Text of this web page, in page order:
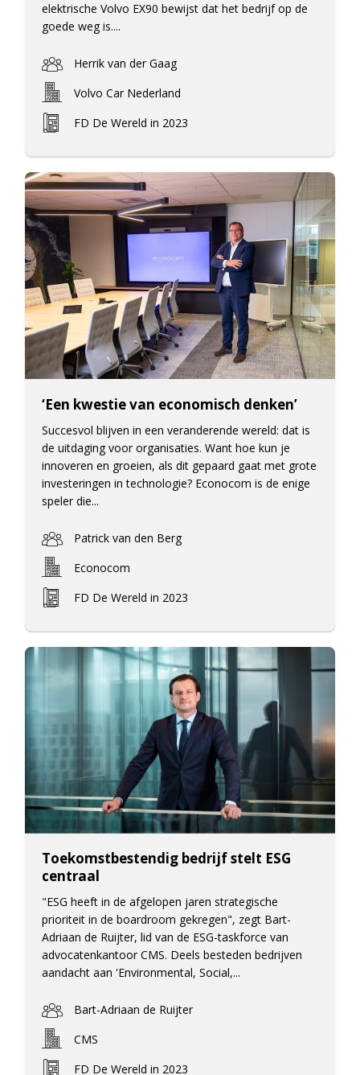
elektrische Volvo EX90 bewijst dat het bedrijf op de
goede weg is....
Herrik van der Gaag
Volvo Car Nederland
FD De Wereld in 2023
‘Een kwestie van economisch denken’
Succesvol blijven in een veranderende wereld: dat is
de uitdaging voor organisaties. Want hoe kun je
innoveren en groeien, als dit gepaard gaat met grote
investeringen in technologie? Econocom is de enige
speler die...
Patrick van den Berg
Econocom
FD De Wereld in 2023
Toekomstbestendig bedrijf stelt ESG
centraal
"ESG heeft in de afgelopen jaren strategische
prioriteit in de boardroom gekregen", zegt Bart-
Adriaan de Ruijter, lid van de ESG-taskforce van
advocatenkantoor CMS. Deels besteden bedrijven
aandacht aan 'Environmental, Social,...
Bart-Adriaan de Ruijter
CMS
FD De Wereld in 2023